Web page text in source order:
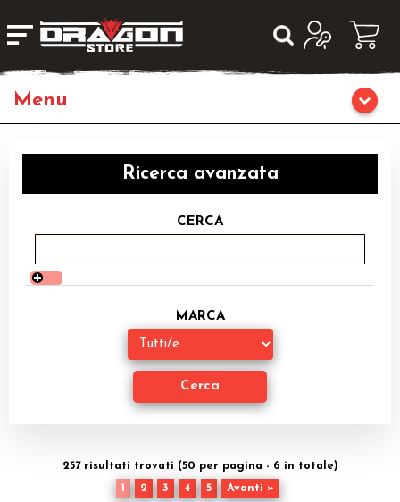
Giochi di Ruolo
Librigame
Editoria
Giochi di Carte Collezionabili
Accessori
Ricerca avanzata
CERCA
MARCA
257 risultati trovati (50 per pagina - 6 in totale)
1
2 3 4 5 Avanti »